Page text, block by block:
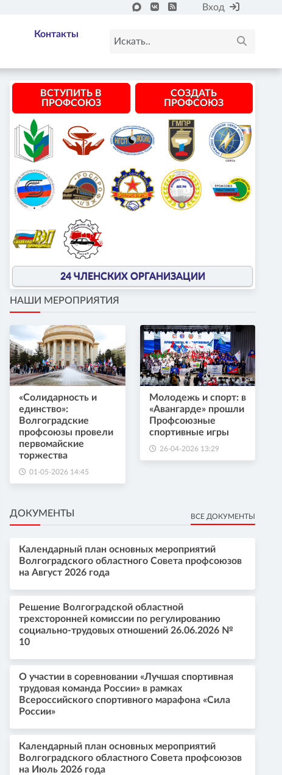
Вход
Контакты
ВСТУПИТЬ В
ПРОФСОЮЗ
СОЗДАТЬ
ПРОФСОЮЗ
24 ЧЛЕНСКИХ ОРГАНИЗАЦИИ
НАШИ МЕРОПРИЯТИЯ
«Солидарность и
единство»:
Волгоградские
профсоюзы провели
первомайские
торжества
01-05-2026 14:45
Молодежь и спорт: в
«Авангарде» прошли
Профсоюзные
спортивные игры
26-04-2026 13:29
ДОКУМЕНТЫ ВСЕ ДОКУМЕНТЫ
Календарный план основных мероприятий
Волгоградского областного Совета профсоюзов
на Август 2026 года
Решение Волгоградской областной
трехсторонней комиссии по регулированию
социально-трудовых отношений 26.06.2026 №
10
О участии в соревновании «Лучшая спортивная
трудовая команда России» в рамках
Всероссийского спортивного марафона «Сила
России»
Календарный план основных мероприятий
Волгоградского областного Совета профсоюзов
на Июль 2026 года